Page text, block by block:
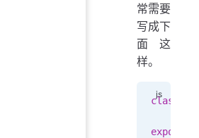
常需要
写成下
面这
样。
class
export